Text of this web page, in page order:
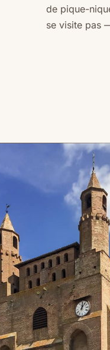
de pique-
se visite pas